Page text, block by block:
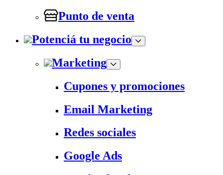
Punto de venta
Potenciá tu negocio
Marketing
Cupones y promociones
Email Marketing
Redes sociales
Google Ads